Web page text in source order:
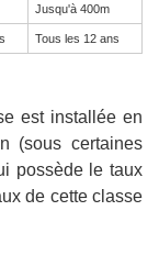
Jusqu'à 400m
Tous les 12 ans
est installée en
(sous certaines
possède le taux
de cette classe